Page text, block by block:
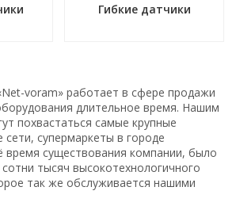
Гибкие датчики
voram» работает в сфере продажи
длительное время. Нашим
похвастаться самые крупные
супермаркеты в городе
время существования компании, было
тысяч высокотехнологичного
так же обслуживается нашими